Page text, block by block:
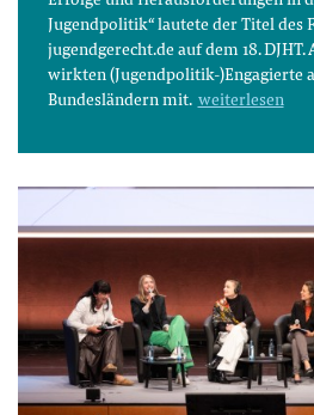
Jugendpolitik“ lautete der Titel des
jugendgerecht.de auf dem 18.
wirkten (Jugendpolitik-)Engagierte
Bundesländern mit. weiterlesen